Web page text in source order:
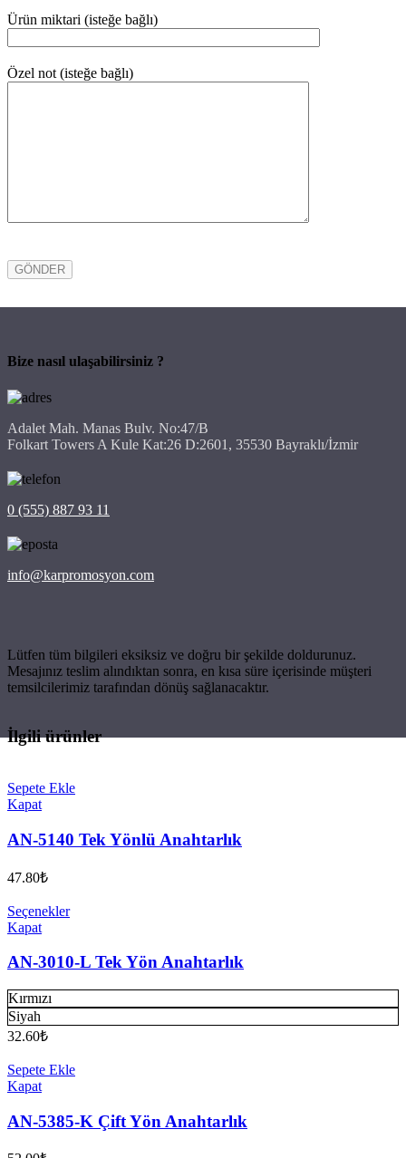
Ürün miktari (isteğe bağlı)
Özel not (isteğe bağlı)
Bize nasıl ulaşabilirsiniz ?
Adalet Mah. Manas Bulv. No:47/B
Folkart Towers A Kule Kat:26 D:2601, 35530 Bayraklı/İzmir
0 (555) 887 93 11
info@karpromosyon.com
Lütfen tüm bilgileri eksiksiz ve doğru bir şekilde doldurunuz.
Mesajınız teslim alındıktan sonra, en kısa süre içerisinde müşteri
temsilcilerimiz tarafından dönüş sağlanacaktır.
İlgili ürünler
Sepete Ekle
Kapat
AN-5140 Tek Yönlü Anahtarlık
47.80₺
Seçenekler
Kapat
AN-3010-L Tek Yön Anahtarlık
Kırmızı
Siyah
32.60₺
Sepete Ekle
Kapat
AN-5385-K Çift Yön Anahtarlık